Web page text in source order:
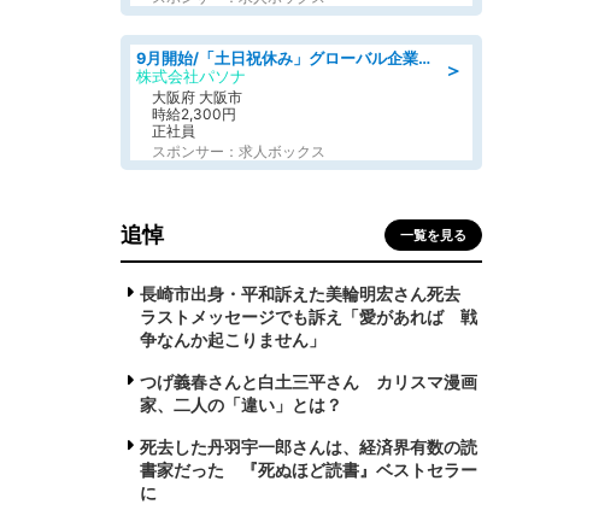
＞
9月開始/「土日祝休み」グローバル企業での産業保健のお仕事/保健師/高時給/残業なし/服装自由
株式会社パソナ
大阪府 大阪市
時給2,300円
正社員
スポンサー：求人ボックス
追悼 一覧を見る
長崎市出身・平和訴えた美輪明宏さん死去
ラストメッセージでも訴え「愛があれば 戦
争なんか起こりません」
つげ義春さんと白土三平さん カリスマ漫画
家、二人の「違い」とは？
死去した丹羽宇一郎さんは、経済界有数の読
書家だった 『死ぬほど読書』ベストセラー
に